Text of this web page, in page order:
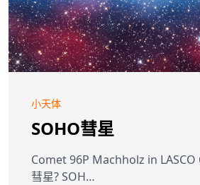
小天体
SOHO彗星
Comet 96P Machholz in LASCO
彗星? SOH…